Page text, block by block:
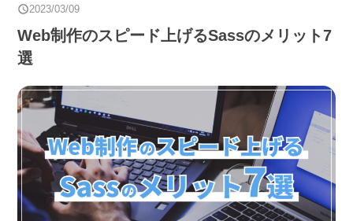
2023/03/09
Web制作のスピード上げるSassのメリット7
選